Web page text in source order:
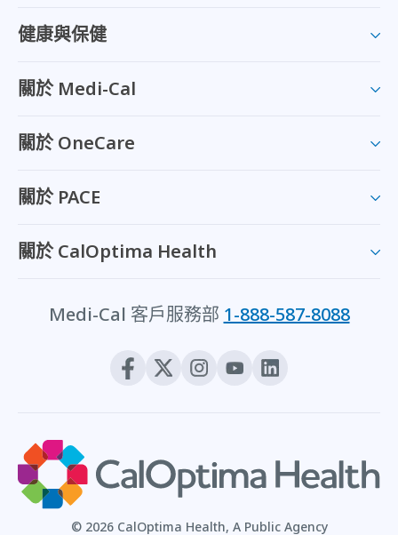
健康與保健
關於 Medi-Cal
關於 OneCare
關於 PACE
關於 CalOptima Health
Medi-Cal 客戶服務部 1-888-587-8088
© 2026 CalOptima Health, A Public Agency